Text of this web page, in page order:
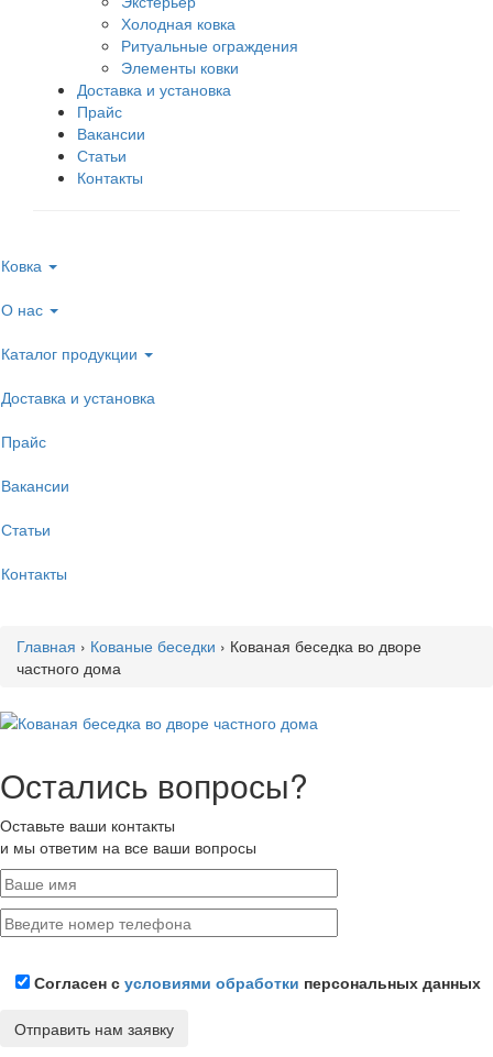
Холодная ковка
Ритуальные ограждения
Элементы ковки
Доставка и установка
Прайс
Вакансии
Статьи
Контакты
Ковка
О нас
Каталог продукции
Доставка и установка
Прайс
Вакансии
Статьи
Контакты
Главная › Кованые беседки › Кованая беседка во дворе
частного дома
Остались вопросы?
Оставьте ваши контакты
и мы ответим на все ваши вопросы
Согласен с условиями обработки персональных данных